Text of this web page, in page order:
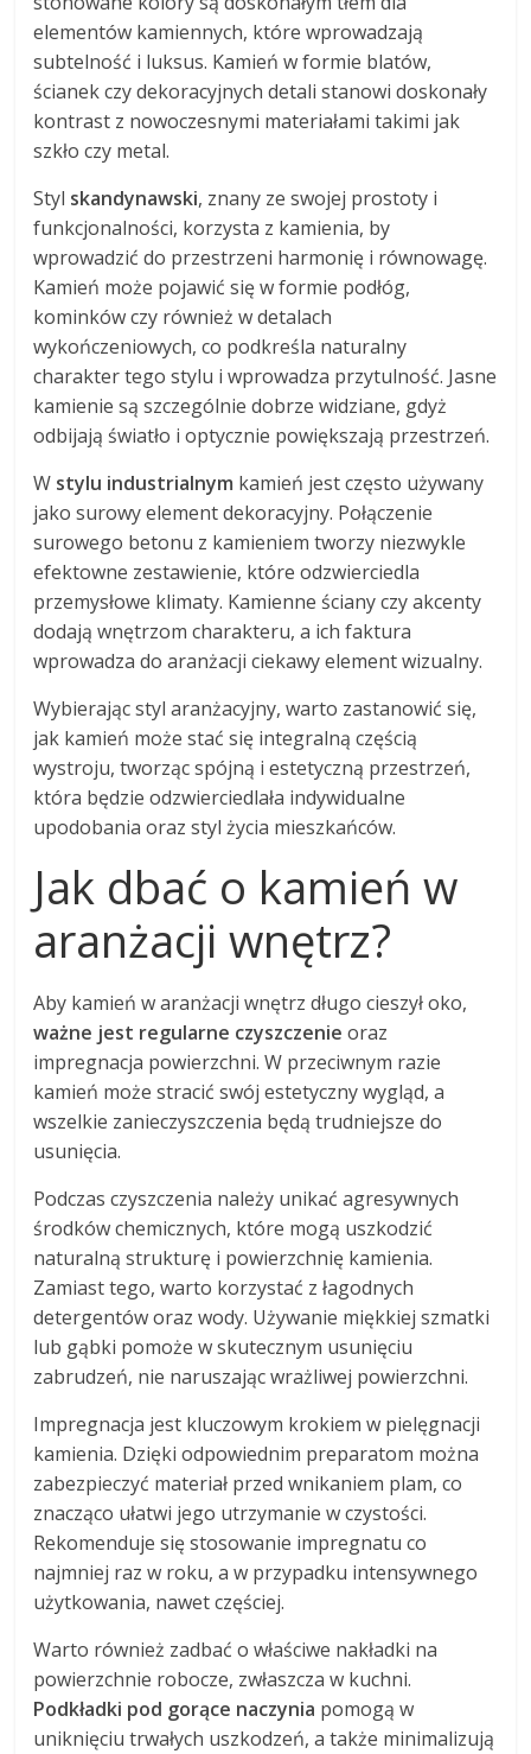
elementów kamiennych, które wprowadzają
subtelność i luksus. Kamień w formie blatów,
ścianek czy dekoracyjnych detali stanowi doskonały
kontrast z nowoczesnymi materiałami takimi jak
szkło czy metal.
Styl skandynawski, znany ze swojej prostoty i
funkcjonalności, korzysta z kamienia, by
wprowadzić do przestrzeni harmonię i równowagę.
Kamień może pojawić się w formie podłóg,
kominków czy również w detalach
wykończeniowych, co podkreśla naturalny
charakter tego stylu i wprowadza przytulność. Jasne
kamienie są szczególnie dobrze widziane, gdyż
odbijają światło i optycznie powiększają przestrzeń.
W stylu industrialnym kamień jest często używany
jako surowy element dekoracyjny. Połączenie
surowego betonu z kamieniem tworzy niezwykle
efektowne zestawienie, które odzwierciedla
przemysłowe klimaty. Kamienne ściany czy akcenty
dodają wnętrzom charakteru, a ich faktura
wprowadza do aranżacji ciekawy element wizualny.
Wybierając styl aranżacyjny, warto zastanowić się,
jak kamień może stać się integralną częścią
wystroju, tworząc spójną i estetyczną przestrzeń,
która będzie odzwierciedlała indywidualne
upodobania oraz styl życia mieszkańców.
Jak dbać o kamień w
aranżacji wnętrz?
Aby kamień w aranżacji wnętrz długo cieszył oko,
ważne jest regularne czyszczenie oraz
impregnacja powierzchni. W przeciwnym razie
kamień może stracić swój estetyczny wygląd, a
wszelkie zanieczyszczenia będą trudniejsze do
usunięcia.
Podczas czyszczenia należy unikać agresywnych
środków chemicznych, które mogą uszkodzić
naturalną strukturę i powierzchnię kamienia.
Zamiast tego, warto korzystać z łagodnych
detergentów oraz wody. Używanie miękkiej szmatki
lub gąbki pomoże w skutecznym usunięciu
zabrudzeń, nie naruszając wrażliwej powierzchni.
Impregnacja jest kluczowym krokiem w pielęgnacji
kamienia. Dzięki odpowiednim preparatom można
zabezpieczyć materiał przed wnikaniem plam, co
znacząco ułatwi jego utrzymanie w czystości.
Rekomenduje się stosowanie impregnatu co
najmniej raz w roku, a w przypadku intensywnego
użytkowania, nawet częściej.
Warto również zadbać o właściwe nakładki na
powierzchnie robocze, zwłaszcza w kuchni.
Podkładki pod gorące naczynia pomogą w
uniknięciu trwałych uszkodzeń, a także minimalizują